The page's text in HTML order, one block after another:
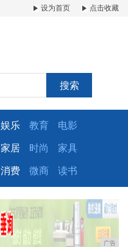
设为首页 点击收藏
搜索
娱乐 教育 电影
家居 时尚 家具
消费 微商 读书
广告